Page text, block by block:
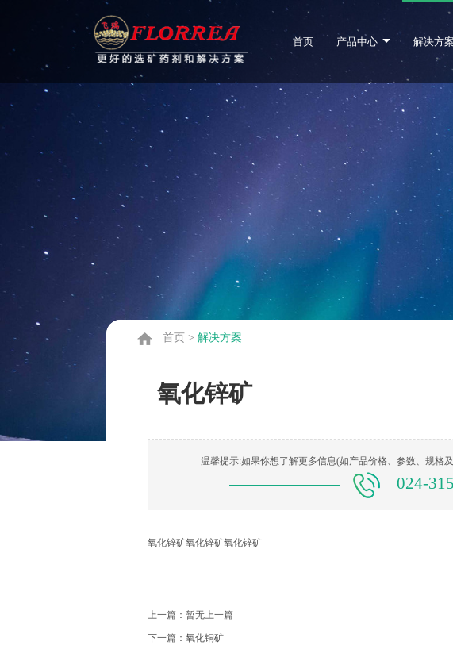
首页 产品中心 解决方案
首页 > 解决方案
氧化锌矿
温馨提示:如果你想了解更多信息(如产品价格、参数、规格
024-
氧化锌矿氧化锌矿氧化锌矿
上一篇：暂无上一篇
下一篇： 氧化铜矿